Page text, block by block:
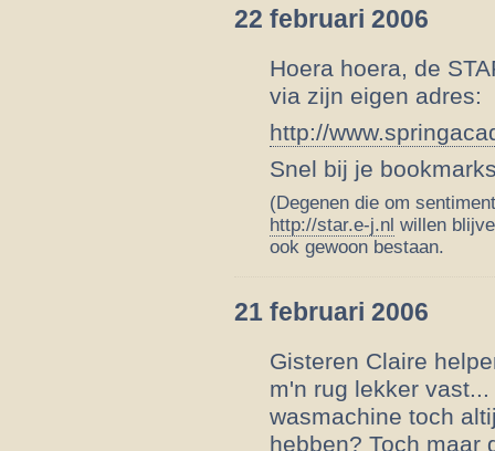
22 februari 2006
Hoera hoera, de
via zijn eigen adres:
http://
Snel bij je
(Degenen die om
http://star.e-j.nl willen
ook gewoon bestaan.
21 februari 2006
Gisteren Claire
m'n rug lekker
wasmachine toch
hebben? Toch maar